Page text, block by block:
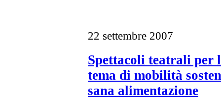
22 settembre 2007
Spettacoli teatrali per
tema di mobilità
sana alimentazione